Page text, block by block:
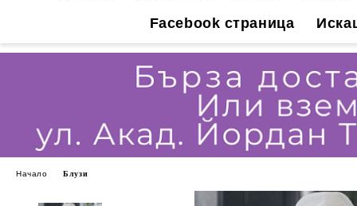
Facebook страница
Начало Блузи